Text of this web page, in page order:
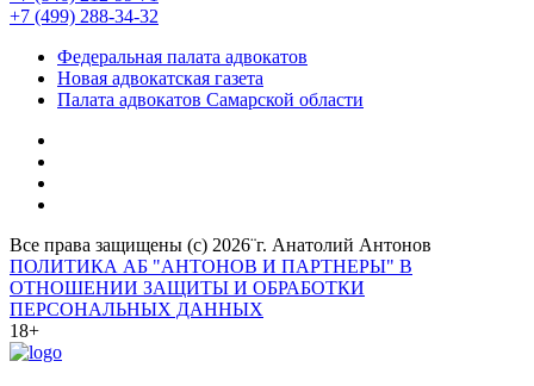
+7 (499) 288-34-32
Федеральная палата адвокатов
Новая адвокатская газета
Палата адвокатов Самарской области
Все права защищены (с) 2026¨г. Анатолий Антонов
ПОЛИТИКА АБ "АНТОНОВ И ПАРТНЕРЫ" В
ОТНОШЕНИИ ЗАЩИТЫ И ОБРАБОТКИ
ПЕРСОНАЛЬНЫХ ДАННЫХ
18+